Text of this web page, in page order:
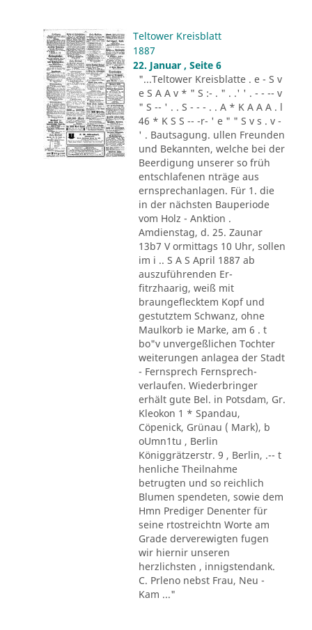
Teltower Kreisblatt
1887
22. Januar , Seite 6
"...Teltower Kreisblatte . e - S v
e S A A v * " S :- . " . .' ' . - - -- v
" S -- ' . . S - - - . . A * K A A A . l
46 * K S S -- -r- ' e " " S v s . v -
' . Bautsagung. ullen Freunden
und Bekannten, welche bei der
Beerdigung unserer so früh
entschlafenen nträge aus
ernsprechanlagen. Für 1. die
in der nächsten Bauperiode
vom Holz - Anktion .
Amdienstag, d. 25. Zaunar
13b7 V ormittags 10 Uhr, sollen
im i .. S A S April 1887 ab
auszuführenden Er-
fitrzhaarig, weiß mit
braungeflecktem Kopf und
gestutztem Schwanz, ohne
Maulkorb ie Marke, am 6 . t
bo"v unvergeßlichen Tochter
weiterungen anlagea der Stadt
- Fernsprech Fernsprech-
verlaufen. Wiederbringer
erhält gute Bel. in Potsdam, Gr.
Kleokon 1 * Spandau,
Cöpenick, Grünau ( Mark), b
oUmn1tu , Berlin
Königgrätzerstr. 9 , Berlin, .-- t
henliche Theilnahme
betrugten und so reichlich
Blumen spendeten, sowie dem
Hmn Prediger Denenter für
seine rtostreichtn Worte am
Grade derverewigten fugen
wir hiernir unseren
herzlichsten , innigstendank.
C. Prleno nebst Frau, Neu -
Kam ..."